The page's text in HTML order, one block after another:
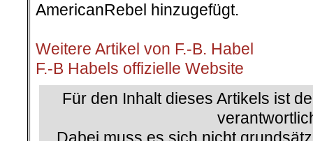
AmericanRebel hinzugefügt.
Weitere Artikel von F.-B. Habel
F.-B Habels offizielle Website
Für den Inhalt dieses Artikels ist